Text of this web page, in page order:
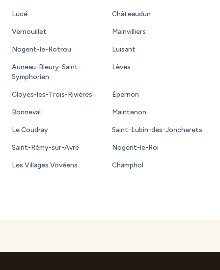
Lucé Châteaudun
Vernouillet Mainvilliers
Nogent-le-Rotrou Luisant
Auneau-Bleury-Saint-
Symphorien
Lèves
Cloyes-les-Trois-Rivières Épernon
Bonneval Maintenon
Le Coudray Saint-Lubin-des-Joncherets
Saint-Rémy-sur-Avre Nogent-le-Roi
Les Villages Vovéens Champhol